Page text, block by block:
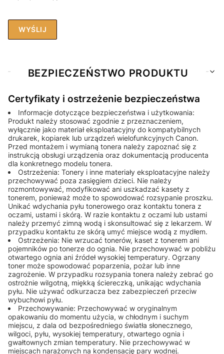
WYŚLIJ
BEZPIECZEŃSTWO PRODUKTU
Certyfikaty i ostrzeżenie bezpieczeństwa
Informacje dotyczące bezpieczeństwa i użytkowania:
Produkt należy stosować zgodnie z przeznaczeniem,
wyłącznie jako materiał eksploatacyjny do kompatybilnych
drukarek, kopiarek lub urządzeń wielofunkcyjnych Canon.
Przed montażem i wymianą tonera należy zapoznać się z
instrukcją obsługi urządzenia oraz dokumentacją producenta
dla konkretnego modelu tonera.
Ostrzeżenia: Tonery i inne materiały eksploatacyjne należy
przechowywać poza zasięgiem dzieci. Nie należy
rozmontowywać, modyfikować ani uszkadzać kasety z
tonerem, ponieważ może to spowodować rozsypanie proszku.
Unikać wdychania pyłu tonerowego oraz kontaktu tonera z
oczami, ustami i skórą. W razie kontaktu z oczami lub ustami
należy przemyć zimną wodą i skonsultować się z lekarzem. W
przypadku kontaktu ze skórą umyć miejsce wodą z mydłem.
Ostrzeżenia: Nie wrzucać tonerów, kaset z tonerem ani
pojemników po tonerze do ognia. Nie przechowywać w pobliżu
otwartego ognia ani źródeł wysokiej temperatury. Ogrzany
toner może spowodować poparzenia, pożar lub inne
zagrożenie. W przypadku rozsypania tonera należy zebrać go
ostrożnie wilgotną, miękką ściereczką, unikając wdychania
pyłu. Nie używać odkurzacza bez zabezpieczeń przeciw
wybuchowi pyłu.
Przechowywanie: Przechowywać w oryginalnym
opakowaniu do momentu użycia, w chłodnym i suchym
miejscu, z dala od bezpośredniego światła słonecznego,
wilgoci, pyłu, wysokiej temperatury, otwartego ognia i
gwałtownych zmian temperatury. Nie przechowywać w
miejscach narażonych na kondensację pary wodnej.